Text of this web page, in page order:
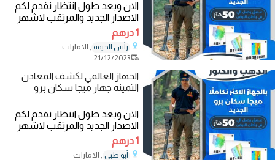
الان وبعد طول انتظار نقدم لكم
الاصدار الجديد والمرتقب لاشهر
اجهزة كشف الذهب والمعادن
والكنوز
1 درهم
رأس الخيمة , الامارات
21/12/2023
الجهاز العالمي لكشف المعادن
الثمينه جهاز ميجا سكان برو
الان وبعد طول انتظار نقدم لكم
الاصدار الجديد والمرتقب لاشهر
اجهزة كشف الذهب والمعادن
والكنوز
1 درهم
أبو ظبي , الامارات